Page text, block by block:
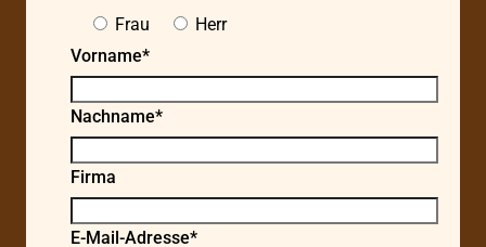
Frau
Herr
Vorname*
Nachname*
Firma
E-Mail-Adresse*